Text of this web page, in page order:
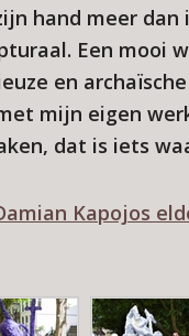
hand meer
Een mooi
en
mijn eigen
dat is iets
Kapojos